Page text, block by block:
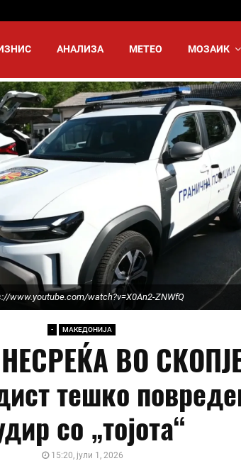
АНАЛИЗА МЕТЕО МОЗАИК
www.youtube.com/watch?v=X0An2-ZNWfQ
- МАКЕДОНИЈА
ВО
тешко
со „тојота“
15:20, јули 1, 2026